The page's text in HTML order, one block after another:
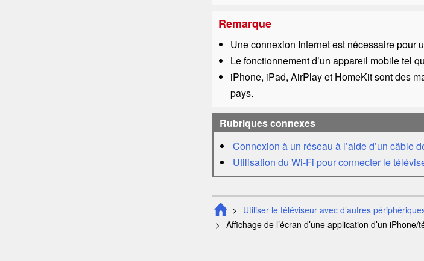
Remarque
Une connexion Internet est nécessaire pour
Le fonctionnement d’un appareil mobile tel
iPhone, iPad, AirPlayet HomeKitsont des
pays.
Rubriques connexes
Connexion à un réseau à l’aide d’un câble
Utilisation du Wi-Fi pour connecter le
Utiliser le téléviseur avec d’autres
Affichage de l’écran d’une application d’un iPhone/